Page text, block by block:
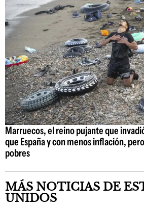
Marruecos, el reino pujante que
que España y con menos inflación,
pobres
MÁS NOTICIAS DE
UNIDOS